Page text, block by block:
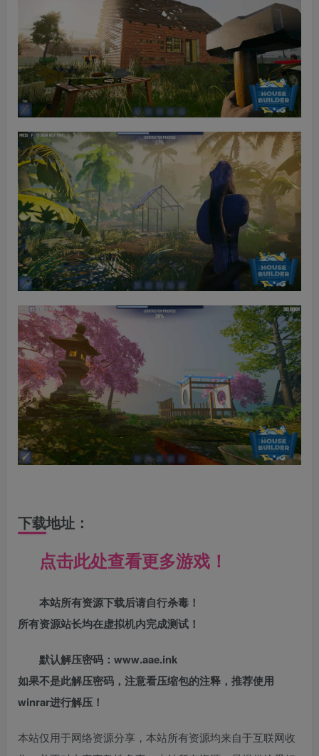
下载地址：
点击此处查看更多游戏！
本站所有资源下载后请自行杀毒！
所有资源站长均在虚拟机内完成测试！
默认解压密码：www.aae.ink
如果不是此解压密码，注意看压缩包的注释，推荐使用
winrar进行解压！
本站仅用于网络资源分享，本站所有资源均来自于互联网收